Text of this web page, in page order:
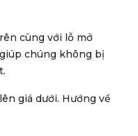
cùng với lỗ mở
chúng không bị
giá dưới. Hướng về